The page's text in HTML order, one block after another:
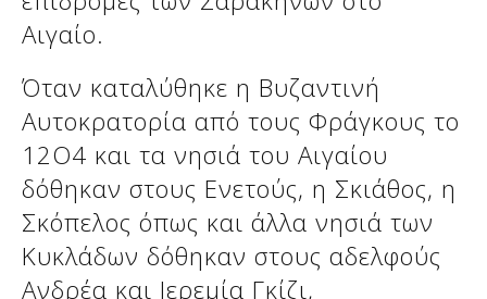
Αιγαίο.
Όταν καταλύθηκε η Βυζαντινή
Αυτοκρατορία από τους Φράγκους το
12Ο4 και τα νησιά του Αιγαίου
δόθηκαν στους Ενετούς, η Σκιάθος, η
Σκόπελος όπως και άλλα νησιά των
Κυκλάδων δόθηκαν στους αδελφούς
Ανδρέα και Ιερεμία Γκίζι,